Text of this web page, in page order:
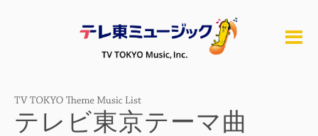
テレビ東京テーマ曲